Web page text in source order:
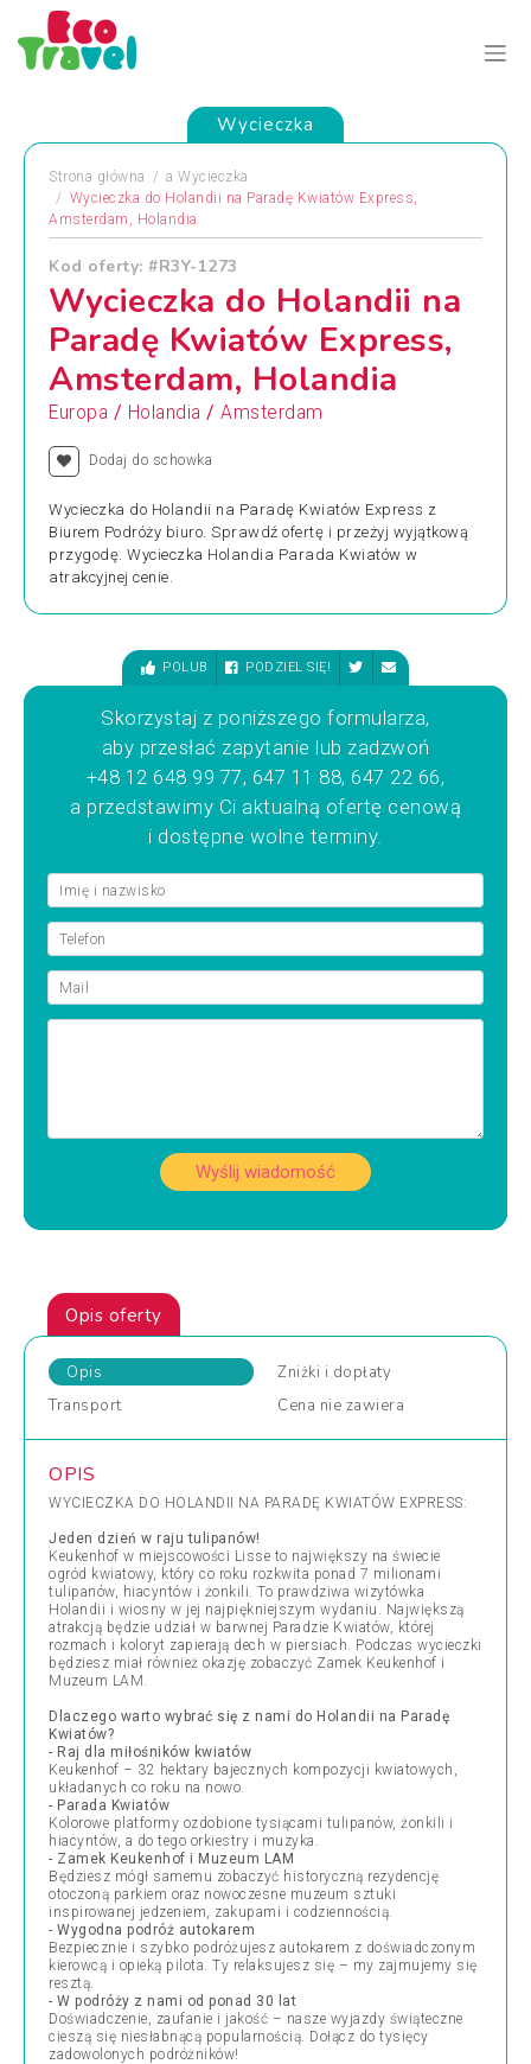
Wycieczka
Strona główna a Wycieczka
Wycieczka do Holandii na Paradę Kwiatów Express,
Amsterdam, Holandia
Kod oferty: #R3Y-1273
Wycieczka do Holandii na
Paradę Kwiatów Express,
Amsterdam, Holandia
Europa / Holandia / Amsterdam
Dodaj do schowka
Wycieczka do Holandii na Paradę Kwiatów Express z
Biurem Podróży biuro. Sprawdź ofertę i przeżyj wyjątkową
przygodę. Wycieczka Holandia Parada Kwiatów w
atrakcyjnej cenie.
POLUB PODZIEL SIĘ!
Skorzystaj z poniższego formularza,
aby przesłać zapytanie lub zadzwoń
+48 12 648 99 77, 647 11 88, 647 22 66,
a przedstawimy Ci aktualną ofertę cenową
i dostępne wolne terminy.
Wyślij wiadomość
Opis oferty
Opis Zniżki i dopłaty
Transport
Cena nie zawiera
OPIS
WYCIECZKA DO HOLANDII NA PARADĘ KWIATÓW EXPRESS:
Jeden dzień w raju tulipanów!
Keukenhof w miejscowości Lisse to największy na świecie
ogród kwiatowy, który co roku rozkwita ponad 7 milionami
tulipanów, hiacyntów i żonkili. To prawdziwa wizytówka
Holandii i wiosny w jej najpiękniejszym wydaniu. Największą
atrakcją będzie udział w barwnej Paradzie Kwiatów, której
rozmach i koloryt zapierają dech w piersiach. Podczas wycieczki
będziesz miał również okazję zobaczyć Zamek Keukenhof i
Muzeum LAM.
Dlaczego warto wybrać się z nami do Holandii na Paradę
Kwiatów?
- Raj dla miłośników kwiatów
Keukenhof – 32 hektary bajecznych kompozycji kwiatowych,
układanych co roku na nowo.
- Parada Kwiatów
Kolorowe platformy ozdobione tysiącami tulipanów, żonkili i
hiacyntów, a do tego orkiestry i muzyka.
- Zamek Keukenhof i Muzeum LAM
Będziesz mógł samemu zobaczyć historyczną rezydencję
otoczoną parkiem oraz nowoczesne muzeum sztuki
inspirowanej jedzeniem, zakupami i codziennością.
- Wygodna podróż autokarem
Bezpiecznie i szybko podróżujesz autokarem z doświadczonym
kierowcą i opieką pilota. Ty relaksujesz się – my zajmujemy się
resztą.
- W podróży z nami od ponad 30 lat
Doświadczenie, zaufanie i jakość – nasze wyjazdy świąteczne
cieszą się niesłabnącą popularnością. Dołącz do tysięcy
zadowolonych podróżników!